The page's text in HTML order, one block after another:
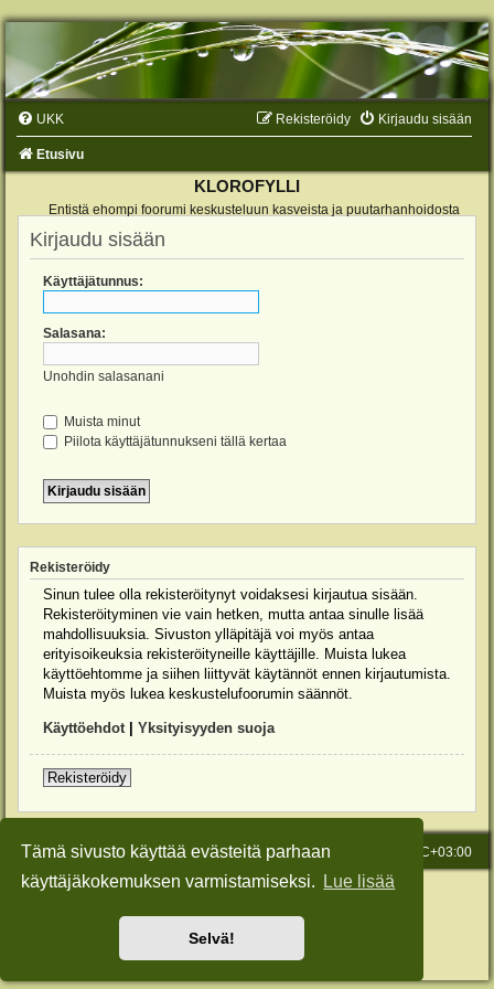
Tämä sivusto käyttää evästeitä parhaan
käyttäjäkokemuksen varmistamiseksi.
Lue lisää
Selvä!
UKK Kirjaudu sisään
Rekisteröidy
Etusivu
KLOROFYLLI
Entistä ehompi foorumi keskusteluun kasveista ja puutarhanhoidosta
Kirjaudu sisään
Käyttäjätunnus:
Salasana:
Unohdin salasanani
Muista minut
Piilota käyttäjätunnukseni tällä kertaa
Rekisteröidy
Sinun tulee olla rekisteröitynyt voidaksesi kirjautua sisään.
Rekisteröityminen vie vain hetken, mutta antaa sinulle lisää
mahdollisuuksia. Sivuston ylläpitäjä voi myös antaa
erityisoikeuksia rekisteröityneille käyttäjille. Muista lukea
käyttöehtomme ja siihen liittyvät käytännöt ennen kirjautumista.
Muista myös lukea keskustelufoorumin säännöt.
Käyttöehdot| Yksityisyyden suoja
Rekisteröidy
Etusivu Kaikki ajat ovat UTC+03:00
Viesti Ylläpidolle
Keskustelufoorumin ohjelmistophpBB® Forum Software © phpBB Limited